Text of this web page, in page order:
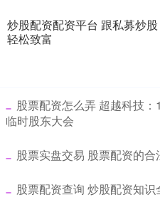
炒股配资配资平台 跟私募炒股
轻松致富
股票配资怎么弄 超越科技
临时股东大会
股票实盘交易 股票配资的合
股票配资查询 炒股配资知